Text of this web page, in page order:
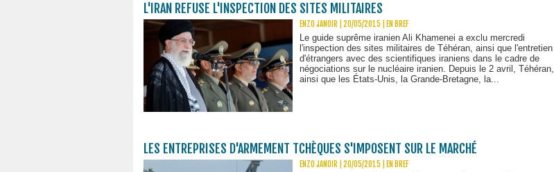
L'IRAN REFUSE L'INSPECTION DES SITES MILITAIRES
ENZO JANOIR | 20/05/2015 EN BREF
Le guide suprême iranien Ali Khamenei a exclu mercredi
l'inspection des sites militaires de Téhéran, ainsi que l'entretien
d'étrangers avec des scientifiques iraniens dans le cadre de
négociations sur le nucléaire iranien. Depuis le 2 avril, Téhéran,
ainsi que les États-Unis, la Grande-Bretagne, la...
LES ENTREPRISES D'ARMEMENT TCHÈQUES S'IMPOSENT SUR LE MARCHÉ
ENZO JANOIR | 20/05/2015 EN BREF